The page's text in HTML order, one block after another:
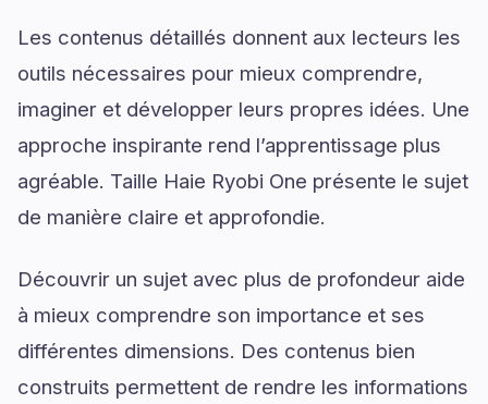
Les contenus détaillés donnent aux lecteurs les
outils nécessaires pour mieux comprendre,
imaginer et développer leurs propres idées. Une
approche inspirante rend l’apprentissage plus
agréable. Taille Haie Ryobi One présente le sujet
de manière claire et approfondie.
Découvrir un sujet avec plus de profondeur aide
à mieux comprendre son importance et ses
différentes dimensions. Des contenus bien
construits permettent de rendre les informations